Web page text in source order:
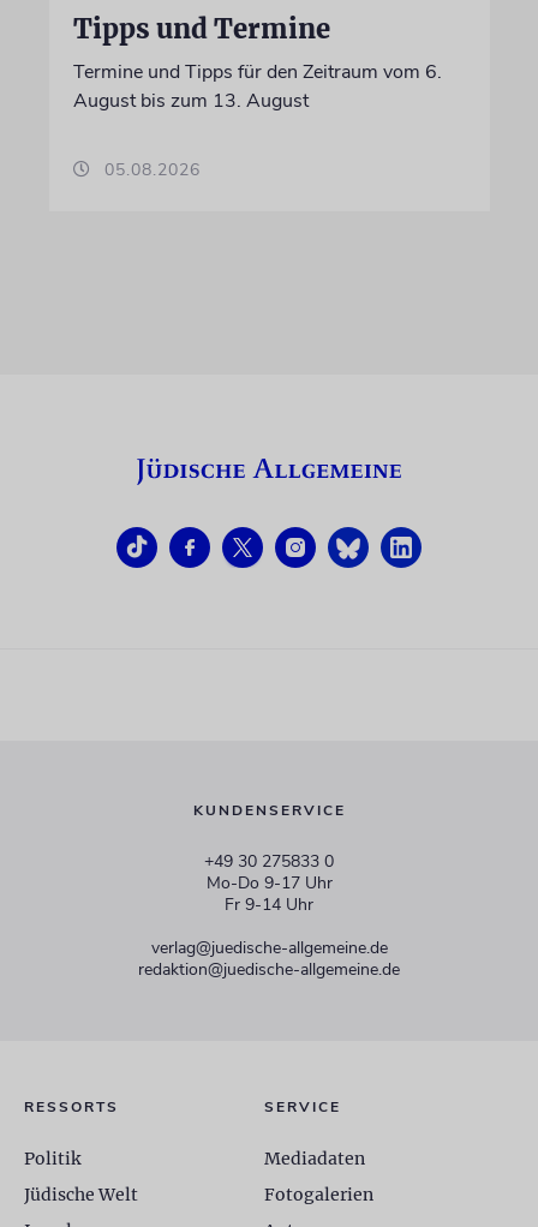
Tipps und Termine
Termine und Tipps für den Zeitraum vom 6.
August bis zum 13. August
05.08.2026
KUNDENSERVICE
+49 30 275833 0
Mo-Do 9-17 Uhr
Fr 9-14 Uhr
verlag@juedische-allgemeine.de
redaktion@juedische-allgemeine.de
RESSORTS
Politik
Jüdische Welt
SERVICE
Mediadaten
Fotogalerien